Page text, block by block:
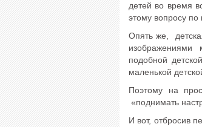
детей во время
этому вопросу по
Опять же,
подобной
маленькой
Поэтому на
«поднимать
И вот, отбросив